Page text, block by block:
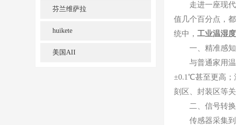
芬兰维萨拉
huikete
美国AII
走进一座现代
值几个百分点，
统中， 工业温湿
一、精准感知
与普通家用温
±0.1℃甚至更高；
刻区、封装区等
二、信号转换
传感器采集到